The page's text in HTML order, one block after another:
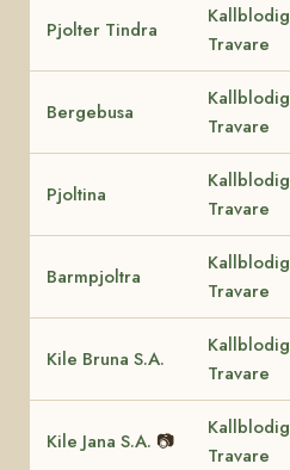
Pjolter Tindra
Kallblodig
Travare
Bergebusa
Kallblodig
Travare
Pjoltina
Kallblodig
Travare
Barmpjoltra
Kallblodig
Travare
Kile Bruna S.A.
Kallblodig
Travare
Kile Jana S.A. 📷
Kallblodig
Travare